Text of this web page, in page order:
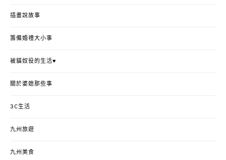
插畫說故事
籌備婚禮大小事
被貓奴役的生活♥
關於婆媳那些事
3C生活
九州旅遊
九州美食